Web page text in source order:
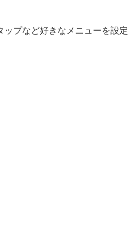
ップなど好きなメニューを設定